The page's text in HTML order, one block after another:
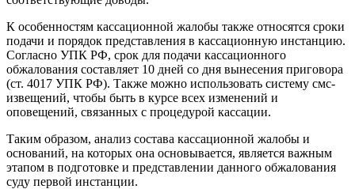
К особенностям кассационной жалобы также относятся сроки
подачи и порядок представления в кассационную инстанцию.
Согласно УПК РФ, срок для подачи кассационного
обжалования составляет 10 дней со дня вынесения приговора
(ст. 4017 УПК РФ). Также можно использовать систему смс-
извещений, чтобы быть в курсе всех изменений и
оповещений, связанных с процедурой кассации.
Таким образом, анализ состава кассационной жалобы и
оснований, на которых она основывается, является важным
этапом в подготовке и представлении данного обжалования
суду первой инстанции.